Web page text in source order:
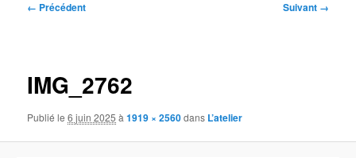
Navigation
← Précédent Suivant →
IMG_2762
Publié le6 juin 2025 à1919 × 2560dans L’atelier